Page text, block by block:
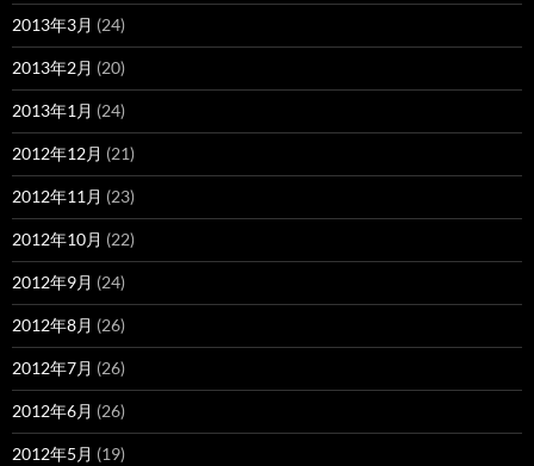
2013年3月 (24)
2013年2月 (20)
2013年1月 (24)
2012年12月 (21)
2012年11月 (23)
2012年10月 (22)
2012年9月 (24)
2012年8月 (26)
2012年7月 (26)
2012年6月 (26)
2012年5月 (19)